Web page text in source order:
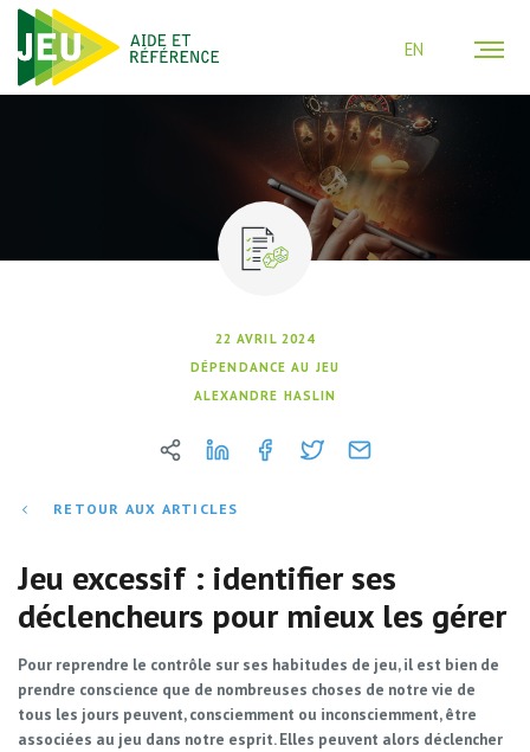
EN
22 AVRIL 2024
DÉPENDANCE AU JEU
ALEXANDRE HASLIN
RETOUR AUX ARTICLES
Jeu excessif : identifier ses
déclencheurs pour mieux les gérer
Pour reprendre le contrôle sur ses habitudes de jeu, il est bien de
prendre conscience que de nombreuses choses de notre vie de
tous les jours peuvent, consciemment ou inconsciemment, être
associées au jeu dans notre esprit. Elles peuvent alors déclencher